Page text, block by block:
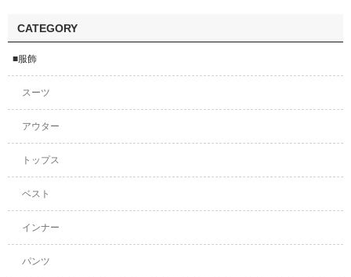
CATEGORY
■服飾
スーツ
アウター
トップス
ベスト
インナー
パンツ